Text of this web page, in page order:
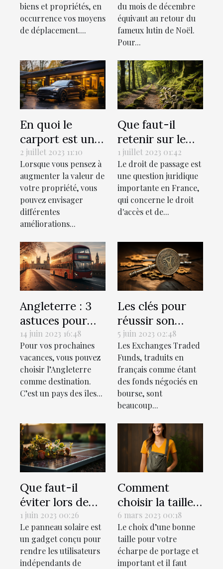
biens et propriétés, en
occurrence vos moyens
de déplacement....
du mois de décembre
équivaut au retour du
fameux lutin de Noël.
Pour...
En quoi le
carport est une
valeur ajoutée à
votre propriété
?
2 juillet 2023 11:10
Lorsque vous pensez à
augmenter la valeur de
votre propriété, vous
pouvez envisager
différentes
améliorations...
Que faut-il
retenir sur le
droit de passage
selon le droit
français?
1 juillet 2023 01:42
Le droit de passage est
une question juridique
importante en France,
qui concerne le droit
d'accès et de...
Angleterre : 3
astuces pour
bien préparer
ce voyage
14 juin 2023 16:48
Pour vos prochaines
vacances, vous pouvez
choisir l’Angleterre
comme destination.
C’est un pays des îles...
Les clés pour
réussir son
investissement
dans les ETF
5 juin 2023 02:48
Les Exchanges Traded
Funds, traduits en
français comme étant
des fonds négociés en
bourse, sont
beaucoup...
Que faut-il
éviter lors de
l'installation
d'un panneau
solaire Belgique
?
1 juin 2023 00:26
Le panneau solaire est
un gadget conçu pour
rendre les utilisateurs
indépendants de
Comment
choisir la taille
idéale pour son
écharpe de
portage?
6 mars 2023 00:18
Le choix d’une bonne
taille pour votre
écharpe de portage et
important et il faut